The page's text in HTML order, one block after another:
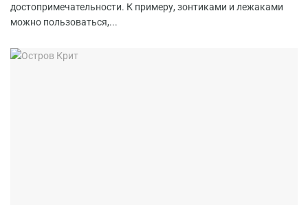
достопримечательности. К примеру, зонтиками и лежаками
можно пользоваться,...